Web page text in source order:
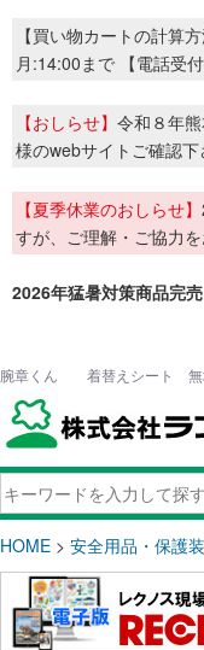
【買い物カートの計算
月:14:00まで 【電話受
【おしらせ】 令和８年
様のwebサイトご確認下
【夏季休業のおしらせ】
すが、ご理解・ご協力を
2026年猛暑対策商品完
腕章くん 着替えシート 無
HOME > 安全用品・保護